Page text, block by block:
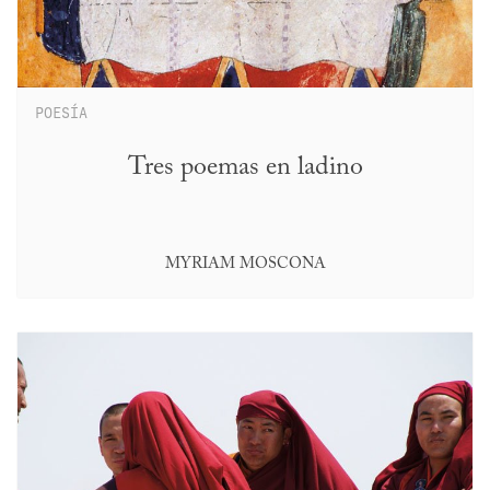
POESÍA
Tres poemas en ladino
MYRIAM MOSCONA